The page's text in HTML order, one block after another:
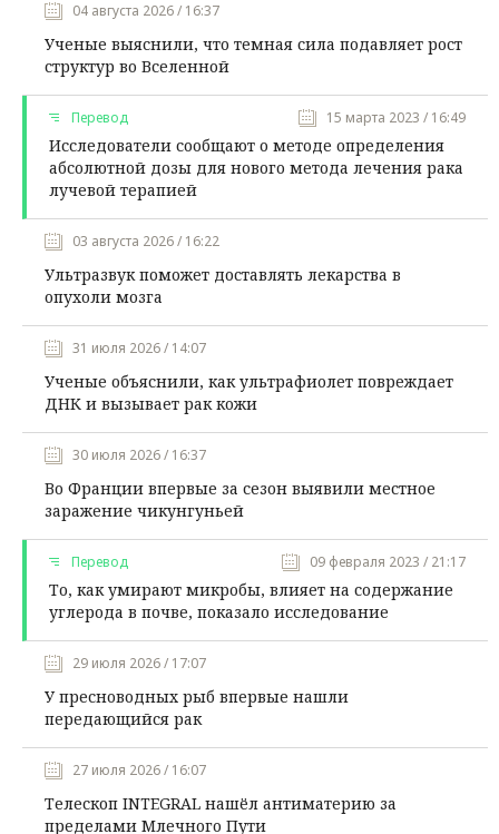
04 августа 2026 / 16:37
Ученые выяснили, что темная сила подавляет рост
структур во Вселенной
Перевод 15 марта 2023 / 16:49
Исследователи сообщают о методе определения
абсолютной дозы для нового метода лечения рака
лучевой терапией
03 августа 2026 / 16:22
Ультразвук поможет доставлять лекарства в
опухоли мозга
31 июля 2026 / 14:07
Ученые объяснили, как ультрафиолет повреждает
ДНК и вызывает рак кожи
30 июля 2026 / 16:37
Во Франции впервые за сезон выявили местное
заражение чикунгуньей
Перевод 09 февраля 2023 / 21:17
То, как умирают микробы, влияет на содержание
углерода в почве, показало исследование
29 июля 2026 / 17:07
У пресноводных рыб впервые нашли
передающийся рак
27 июля 2026 / 16:07
Телескоп INTEGRAL нашёл антиматерию за
пределами Млечного Пути